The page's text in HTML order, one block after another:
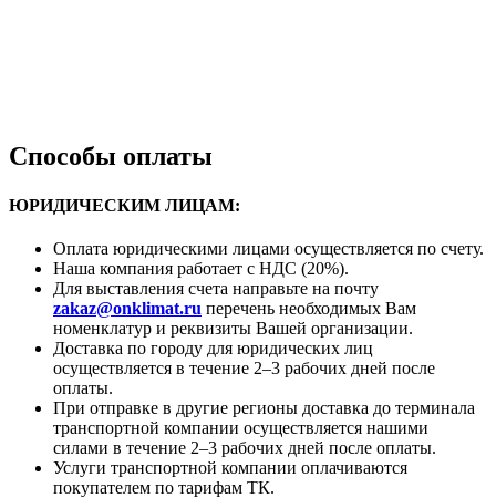
Способы оплаты
ЮРИДИЧЕСКИМ ЛИЦАМ:
Оплата юридическими лицами осуществляется по счету.
Наша компания работает с НДС (20%).
Для выставления счета направьте на почту
zakaz@onklimat.ru перечень необходимых Вам
номенклатур и реквизиты Вашей организации.
Доставка по городу для юридических лиц
осуществляется в течение 2–3 рабочих дней после
оплаты.
При отправке в другие регионы доставка до терминала
транспортной компании осуществляется нашими
силами в течение 2–3 рабочих дней после оплаты.
Услуги транспортной компании оплачиваются
покупателем по тарифам ТК.